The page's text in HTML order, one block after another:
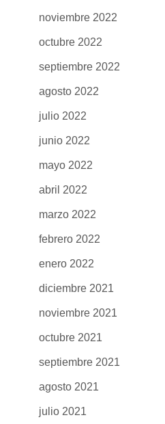
noviembre 2022
octubre 2022
septiembre 2022
agosto 2022
julio 2022
junio 2022
mayo 2022
abril 2022
marzo 2022
febrero 2022
enero 2022
diciembre 2021
noviembre 2021
octubre 2021
septiembre 2021
agosto 2021
julio 2021